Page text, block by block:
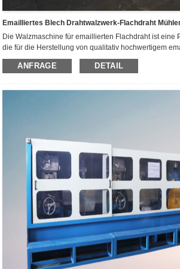
Emailliertes Blech Drahtwalzwerk-Flachdraht
Die Walzmaschine für emaillierten Flachdraht ist eine
die für die Herstellung von qualitativ hochwertigem
konzipiert ist. Die Produktionslinie nutzt einen
Ziehprozess, der sicherstellt, dass der Draht nach
Qualität führt.Flachdraht Mühlenserie
ANFRAGE DETAIL